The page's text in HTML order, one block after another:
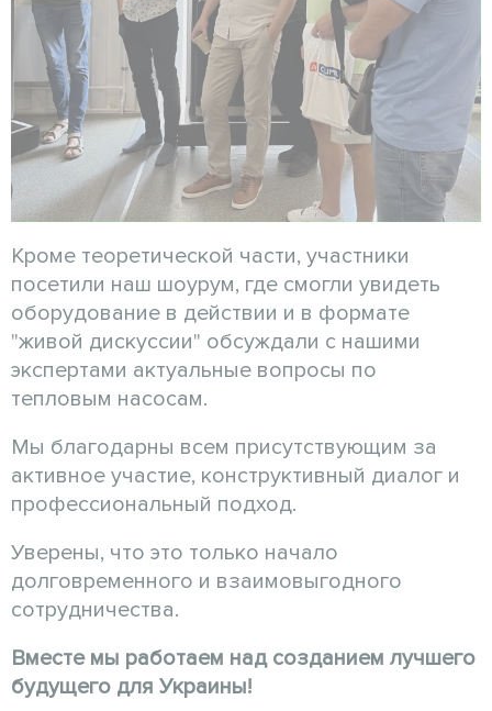
Кроме теоретической части, участники
посетили наш шоурум, где смогли увидеть
оборудование в действии и в формате
"живой дискуссии" обсуждали с нашими
экспертами актуальные вопросы по
тепловым насосам.
Мы благодарны всем присутствующим за
активное участие, конструктивный диалог и
профессиональный подход.
Уверены, что это только начало
долговременного и взаимовыгодного
сотрудничества.
Вместе мы работаем над созданием лучшего
будущего для Украины!